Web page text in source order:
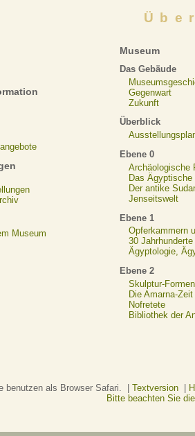
Museum
Museum
Das Gebäude
Gegenwart
Zukunft
Überblick
Ebene 0
Archäologische
Das Ägyptische
Der antike
Jenseitswelt
Ebene 1
Opferkammern
30
Ägyptologie,
Ebene 2
Skulptur-Formen
Die Amarna-Zeit
Nofretete
Bibliothek der
benutzen als Browser Safari. | Textversion|
Bitte beachten Sie